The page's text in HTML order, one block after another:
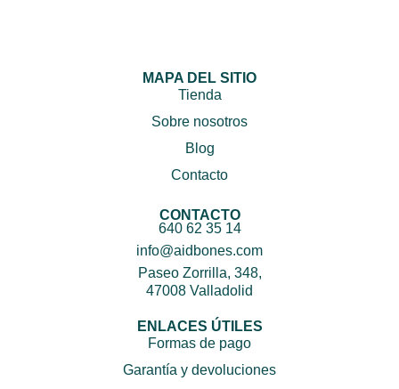
MAPA DEL SITIO
Tienda
Sobre nosotros
Blog
Contacto
CONTACTO
640 62 35 14
info@aidbones.com
Paseo Zorrilla, 348,
47008 Valladolid
ENLACES ÚTILES
Formas de pago
Garantía y devoluciones